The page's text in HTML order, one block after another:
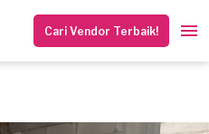
Cari Vendor Terbaik!